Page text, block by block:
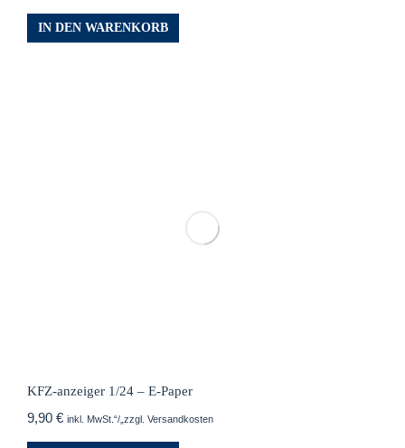
IN DEN WARENKORB
KFZ-anzeiger 1/24 – E-Paper
9,90 € inkl. MwSt.“/„zzgl. Versandkosten